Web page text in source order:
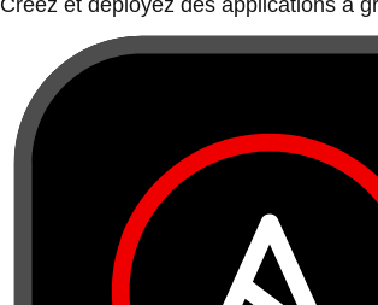
Créez et déployez des applications à